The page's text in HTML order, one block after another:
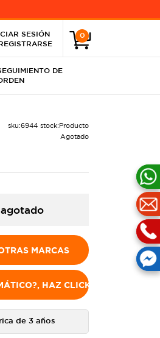
SESIÓN
0
DE
sku:6944 stock:Producto
Agotado
MARCAS
HAZ CLICK AQUÍ
de 3 años